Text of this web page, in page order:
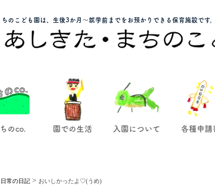
のこども園は、生後3か月～就学前までをお預かりできる保育施設です
のco. 園での生活 入園について 各種申請
日常の日記 > おいしかったよ♡(うめ)